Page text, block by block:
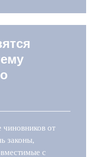
от
законы,
с